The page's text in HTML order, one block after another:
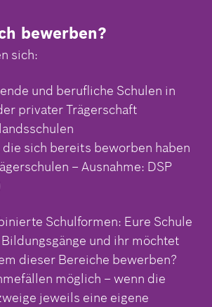
bewerben?
sich:
und berufliche Schulen in
privater Trägerschaft
die sich bereits beworben haben
– Ausnahme: DSP
Schulformen: Eure Schule
und ihr möchtet
dieser Bereiche bewerben?
möglich – wenn die
jeweils eine eigene